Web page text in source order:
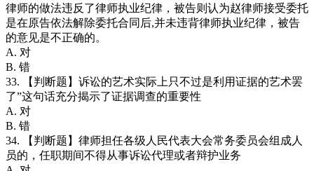
律师的做法违反了律师执业纪律，被告则认为赵律师接受委托
是在原告依法解除委托合同后,并未违背律师执业纪律，被告
的意见是不正确的。
A. 对
B. 错
33. 【判断题】诉讼的艺术实际上只不过是利用证据的艺术罢
了”这句话充分揭示了证据调查的重要性
A. 对
B. 错
34. 【判断题】律师担任各级人民代表大会常务委员会组成人
员的，任职期间不得从事诉讼代理或者辩护业务